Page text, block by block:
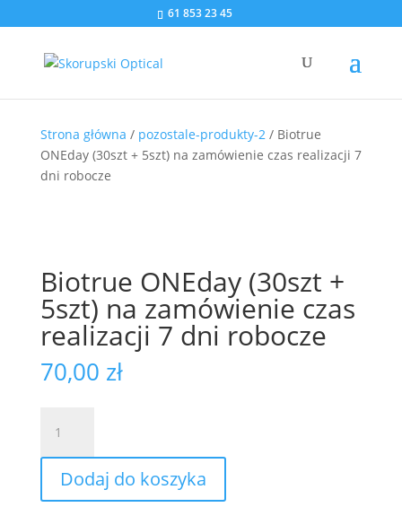
61 853 23 45
Strona główna / pozostale-produkty-2/ Biotrue
ONEday (30szt + 5szt) na zamówienie czas realizacji 7
dni robocze
Biotrue ONEday (30szt +
5szt) na zamówienie czas
realizacji 7 dni robocze
70,00 zł
Biotrue
ONEday
(30szt
+
Dodaj do koszyka